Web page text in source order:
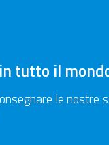
tutto il
le nostre